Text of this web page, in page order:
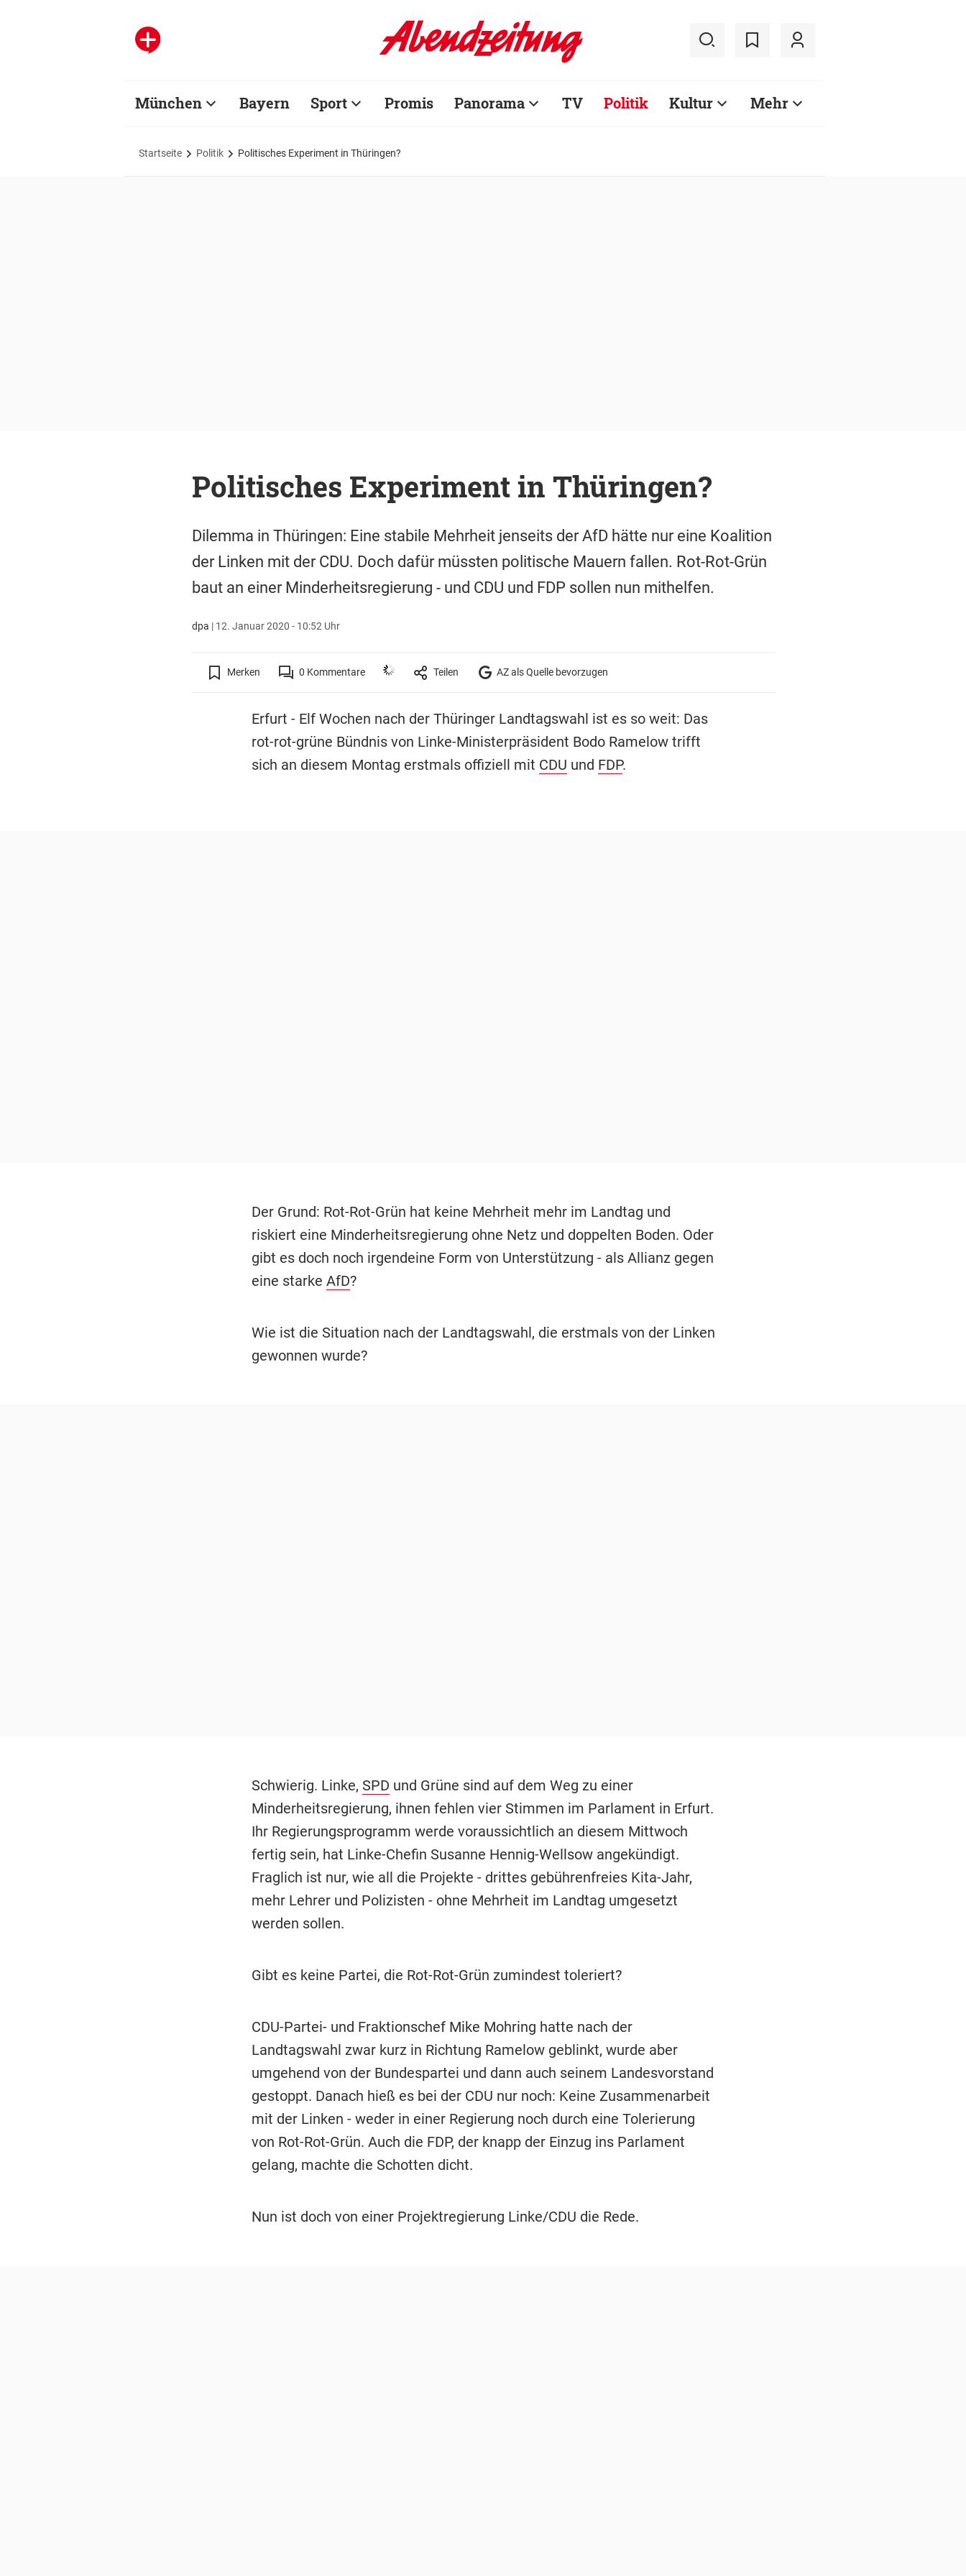
München Bayern Sport Promis Panorama TV Politik Kultur Mehr
Startseite Politik Politisches Experiment in Thüringen?
Politisches Experiment in Thüringen?
Dilemma in Thüringen: Eine stabile Mehrheit jenseits der AfD hätte nur eine Koalition
der Linken mit der CDU. Doch dafür müssten politische Mauern fallen. Rot-Rot-Grün
baut an einer Minderheitsregierung - und CDU und FDP sollen nun mithelfen.
dpa | 12. Januar 2020 - 10:52 Uhr
Merken 0 Kommentare Teilen AZ als Quelle bevorzugen
Erfurt - Elf Wochen nach der Thüringer Landtagswahl ist es so weit: Das
rot-rot-grüne Bündnis von Linke-Ministerpräsident Bodo Ramelow trifft
sich an diesem Montag erstmals offiziell mit CDU und FDP.
Der Grund: Rot-Rot-Grün hat keine Mehrheit mehr im Landtag und
riskiert eine Minderheitsregierung ohne Netz und doppelten Boden. Oder
gibt es doch noch irgendeine Form von Unterstützung - als Allianz gegen
eine starke AfD?
Wie ist die Situation nach der Landtagswahl, die erstmals von der Linken
gewonnen wurde?
Schwierig. Linke, SPD und Grüne sind auf dem Weg zu einer
Minderheitsregierung, ihnen fehlen vier Stimmen im Parlament in Erfurt.
Ihr Regierungsprogramm werde voraussichtlich an diesem Mittwoch
fertig sein, hat Linke-Chefin Susanne Hennig-Wellsow angekündigt.
Fraglich ist nur, wie all die Projekte - drittes gebührenfreies Kita-Jahr,
mehr Lehrer und Polizisten - ohne Mehrheit im Landtag umgesetzt
werden sollen.
Gibt es keine Partei, die Rot-Rot-Grün zumindest toleriert?
CDU-Partei- und Fraktionschef Mike Mohring hatte nach der
Landtagswahl zwar kurz in Richtung Ramelow geblinkt, wurde aber
umgehend von der Bundespartei und dann auch seinem Landesvorstand
gestoppt. Danach hieß es bei der CDU nur noch: Keine Zusammenarbeit
mit der Linken - weder in einer Regierung noch durch eine Tolerierung
von Rot-Rot-Grün. Auch die FDP, der knapp der Einzug ins Parlament
gelang, machte die Schotten dicht.
Nun ist doch von einer Projektregierung Linke/CDU die Rede.